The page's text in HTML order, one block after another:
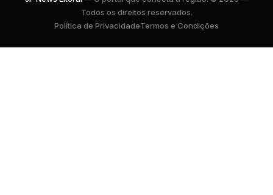
Todos os direitos reservados.
Política de PrivacidadeTermos e Condições